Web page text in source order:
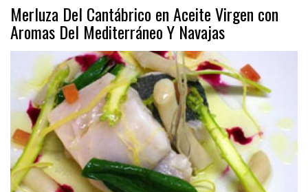
Merluza Del Cantábrico en Aceite Virgen con
Aromas Del Mediterráneo Y Navajas